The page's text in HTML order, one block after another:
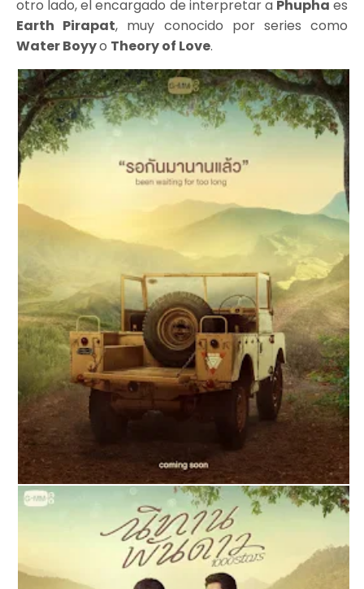
otro lado, el encargado de interpretar a Phupha es
Earth Pirapat, muy conocido por series como
Water Boyyo Theory of Love.